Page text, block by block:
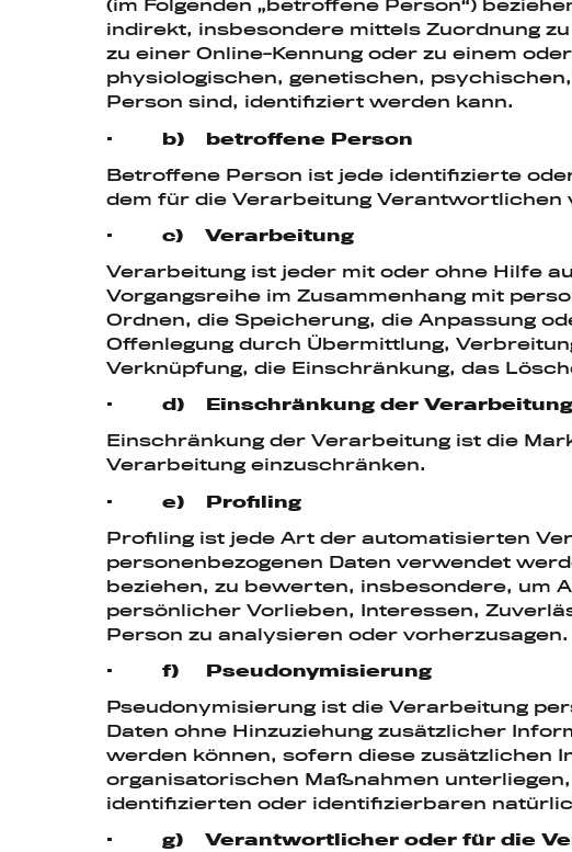
(im Folgenden „betroffene Person“)
indirekt, insbesondere mittels Zuordnung
zu einer Online-Kennung oder zu einem
physiologischen, genetischen,
Person sind, identifiziert werden kann.
· b) betroffene Person
Betroffene Person ist jede identifizierte
dem für die Verarbeitung Verantwortlichen
· c) Verarbeitung
Verarbeitung ist jeder mit oder ohne Hilfe
Vorgangsreihe im Zusammenhang mit
Ordnen, die Speicherung, die Anpassung
Offenlegung durch Übermittlung,
Verknüpfung, die Einschränkung, das
· d) Einschränkung der Verarbeitung
Einschränkung der Verarbeitung ist die
Verarbeitung einzuschränken.
· e) Profiling
Profiling ist jede Art der automatisierten
personenbezogenen Daten verwendet
beziehen, zu bewerten, insbesondere, um
persönlicher Vorlieben, Interessen,
Person zu analysieren oder vorherzusagen.
· f) Pseudonymisierung
Pseudonymisierung ist die Verarbeitung
Daten ohne Hinzuziehung zusätzlicher
werden können, sofern diese zusätzlichen
organisatorischen Maßnahmen
identifizierten oder identifizierbaren
· g) Verantwortlicher oder für die